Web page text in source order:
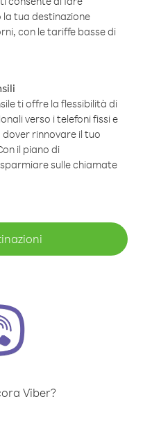
tua destinazione
con le tariffe basse di
ti offre la flessibilità di
verso i telefoni fissi e
rinnovare il tuo
il piano di
sulle chiamate
Viber?